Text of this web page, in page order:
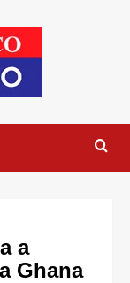
a
Ghana